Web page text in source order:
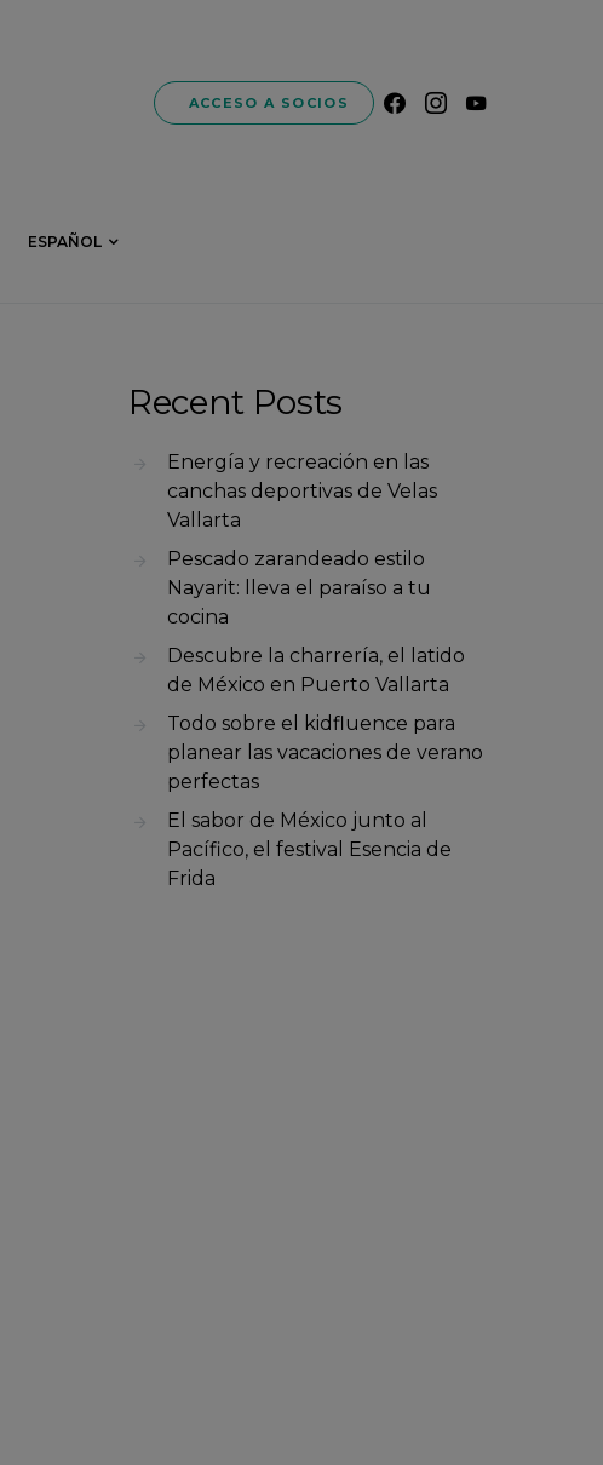
ACCESO A SOCIOS
ESPAÑOL
Recent Posts
Energía y recreación en las
canchas deportivas de Velas
Vallarta
Pescado zarandeado estilo
Nayarit: lleva el paraíso a tu
cocina
Descubre la charrería, el latido
de México en Puerto Vallarta
Todo sobre el kidfluence para
planear las vacaciones de verano
perfectas
El sabor de México junto al
Pacífico, el festival Esencia de
Frida